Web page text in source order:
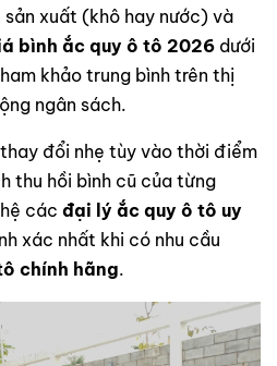
xuất (khô hay nước) và
bình ắc quy ô tô 2026 dưới
khảo trung bình trên thị
ngân sách.
đổi nhẹ tùy vào thời điểm
thu hồi bình cũ của từng
các đại lý ắc quy ô tô uy
xác nhất khi có nhu cầu
chính hãng.